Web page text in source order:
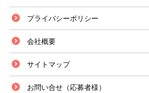
プライバシーポリシー
会社概要
サイトマップ
お問い合せ（応募者様）